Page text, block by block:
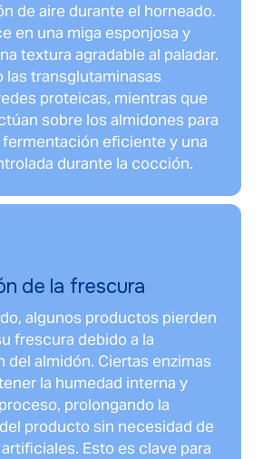
de aire durante el horneado.
en una miga esponjosa y
textura agradable al paladar.
las transglutaminasas
proteicas, mientras que
sobre los almidones para
eficiente y una
durante la cocción.
de la frescura
algunos productos pierden
frescura debido a la
del almidón. Ciertas enzimas
la humedad interna y
prolongando la
producto sin necesidad de
Esto es clave para